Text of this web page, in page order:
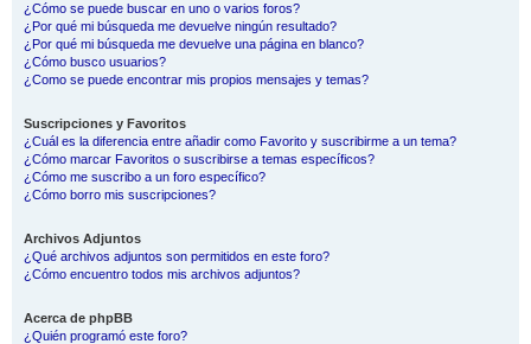
¿Cómo se puede buscar en uno o varios foros?
¿Por qué mi búsqueda me devuelve ningún resultado?
¿Por qué mi búsqueda me devuelve una página en blanco?
¿Cómo busco usuarios?
¿Como se puede encontrar mis propios mensajes y temas?
Suscripciones y Favoritos
¿Cuál es la diferencia entre añadir como Favorito y suscribirme a un tema?
¿Cómo marcar Favoritos o suscribirse a temas específicos?
¿Cómo me suscribo a un foro específico?
¿Cómo borro mis suscripciones?
Archivos Adjuntos
¿Qué archivos adjuntos son permitidos en este foro?
¿Cómo encuentro todos mis archivos adjuntos?
Acerca de phpBB
¿Quién programó este foro?